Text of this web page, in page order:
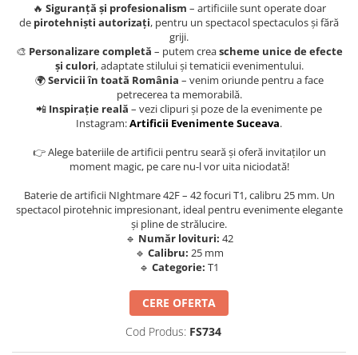
🔥 Siguranță și profesionalism – artificiile sunt operate doar
de pirotehniști autorizați, pentru un spectacol spectaculos și fără
griji.
🎨 Personalizare completă – putem creascheme unice de efecte
și culori, adaptate stilului și tematicii evenimentului.
🌍Servicii în toată România – venim oriunde pentru a face
petrecerea ta memorabilă.
📲 Inspirație reală – vezi clipuri și poze de la evenimente pe
Instagram:Artificii Evenimente Suceava.
👉 Alege bateriile de artificii pentru seară și oferă invitaților un
moment magic, pe care nu-l vor uita niciodată!
Baterie de artificii NIghtmare 42F – 42 focuri T1, calibru 25 mm. Un
spectacol pirotehnic impresionant, ideal pentru evenimente elegante
și pline de strălucire.
🔹 Număr lovituri: 42
🔹 Calibru: 25 mm
🔹 Categorie: T1
CERE OFERTA
Cod Produs: FS734